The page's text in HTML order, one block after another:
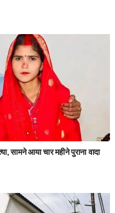
सामने आया चार महीने पुराना वादा